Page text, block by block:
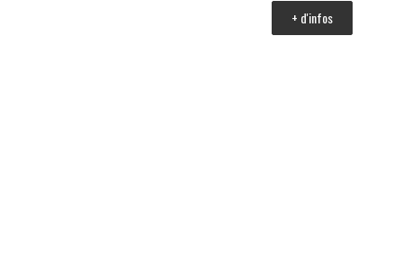
+ d'infos